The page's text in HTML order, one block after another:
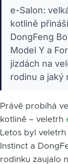
e-Salon:
kotlině
DongFeng
Model Y a
jízdách na
rodinu a jaký
Právě probíhá
kotlině – veletrh
Letos byl
Instinct a
rodinku zaujalo